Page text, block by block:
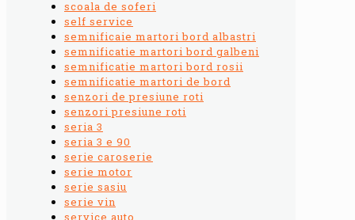
scoala de soferi
self service
semnificaie martori bord albastri
semnificatie martori bord galbeni
semnificatie martori bord rosii
semnificatie martori de bord
senzori de presiune roti
senzori presiune roti
seria 3
seria 3 e 90
serie caroserie
serie motor
serie sasiu
serie vin
service auto